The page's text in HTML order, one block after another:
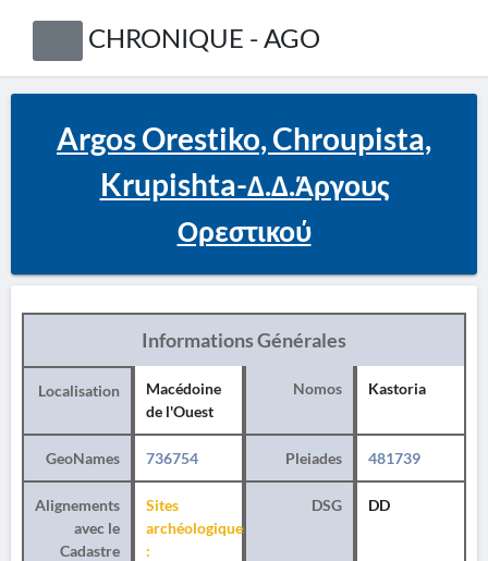
CHRONIQUE - AGO
Argos Orestiko, Chroupista,
Krupishta-Δ.Δ.Άργους
Ορεστικού
Informations Générales
Localisation
Macédoine
de l'Ouest
Nomos Kastoria
GeoNames 736754 Pleiades 481739
Alignements
avec le
Cadastre
Sites
archéologiques
:
DSG DD